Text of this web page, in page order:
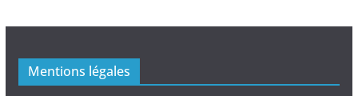
Mentions légales